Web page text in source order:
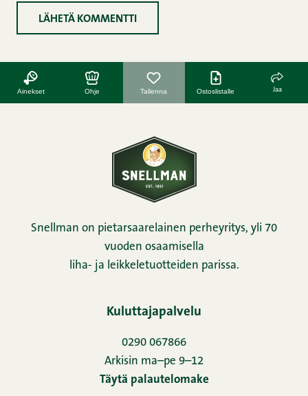
Ainekset Ohje Tallenna Ostoslistalle Jaa
Snellman on pietarsaarelainen perheyritys, yli 70
vuoden osaamisella
liha- ja leikkeletuotteiden parissa.
Kuluttajapalvelu
0290 067866
Arkisin ma–pe 9–12
Täytä palautelomake